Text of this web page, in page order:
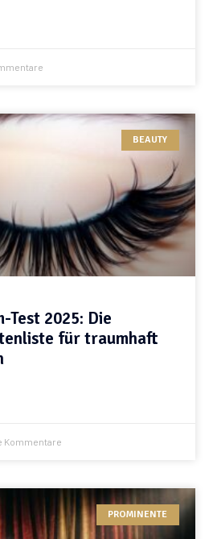
BEAUTY
Test 2025: Die
für traumhaft
Kommentare
PROMINENTE